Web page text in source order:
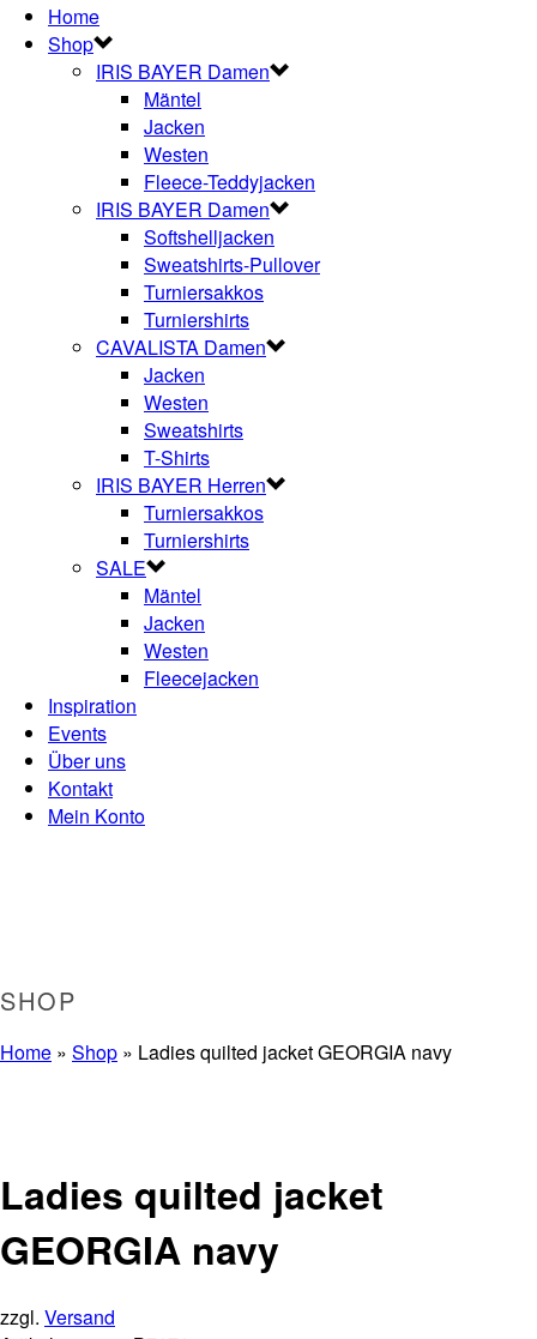
Home
Shop
IRIS BAYER Damen
Mäntel
Jacken
Westen
Fleece-Teddyjacken
IRIS BAYER Damen
Softshelljacken
Sweatshirts-Pullover
Turniersakkos
Turniershirts
CAVALISTA Damen
Jacken
Westen
Sweatshirts
T-Shirts
IRIS BAYER Herren
Turniersakkos
Turniershirts
SALE
Mäntel
Jacken
Westen
Fleecejacken
Inspiration
Events
Über uns
Kontakt
Mein Konto
SHOP
Home » Shop » Ladies quilted jacket GEORGIA navy
Ladies quilted jacket
GEORGIA navy
zzgl. Versand